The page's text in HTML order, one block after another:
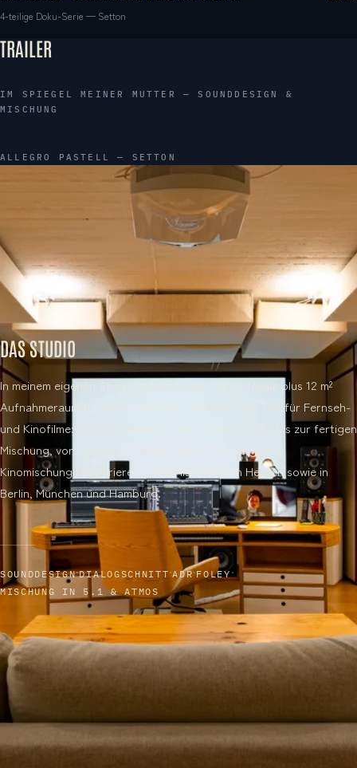
4-teilige Doku-Serie — Setton
TRAILER
▶
IM SPIEGEL MEINER MUTTER — SOUNDDESIGN &
MISCHUNG
▶
ALLEGRO PASTELL — SETTON
DAS STUDIO
In meinem eigenen Studio in Darmstadt - 42 m² Regie plus 12 m²
Aufnahmeraum für ADR und Foley - entsteht der Ton für Fernseh-
und Kinofilme: vom Sounddesign über Dialogschnitt bis zur fertigen
Mischung, von Stereo bis Dolby Atmos. Für die große
Kinomischung kooperiere ich mit Mischkinos in Hessen sowie in
Berlin, München und Hamburg.
SOUNDDESIGN·DIALOGSCHNITT·ADR·FOLEY ·
MISCHUNG IN 5.1 & ATMOS